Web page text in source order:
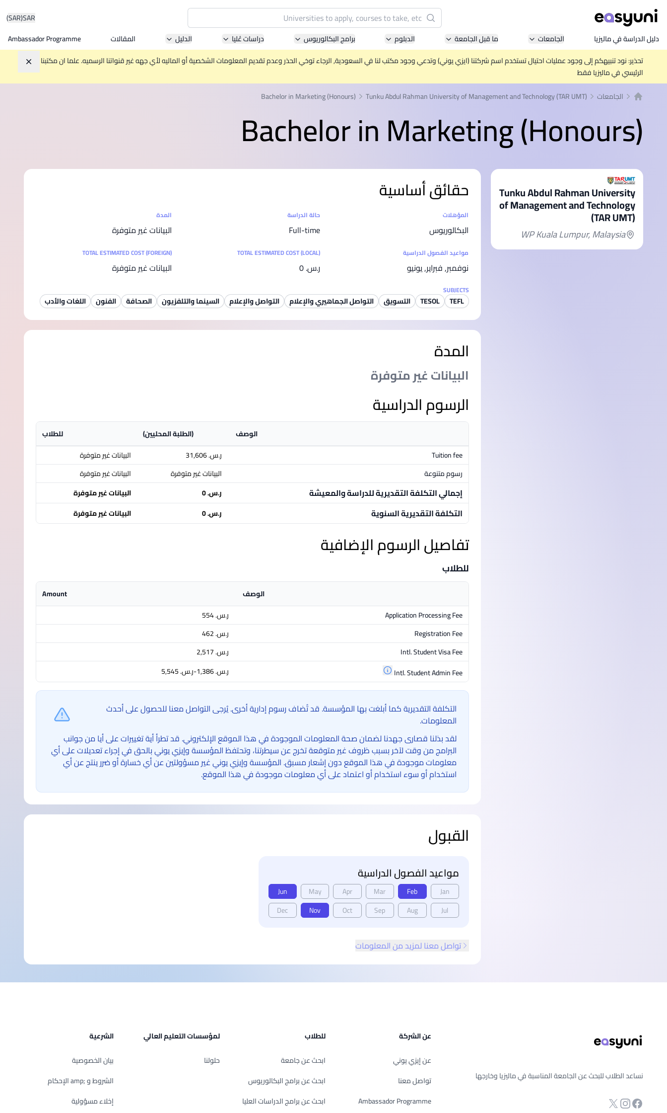
SAR
(SAR) البحث
Asia Pacific University of Technology and Innovation
(APU)
courses
International Medical University (IMU)
Malaysia's first and most established private medical and
healthcare university
Asia School of Business (ASB)
MBA by Central Bank of Malaysia in collaboration with the
Massachusetts Institute of Technology (MIT)
SEGi University Kota Damansara
دليل الدراسة في ماليزيا الجامعات ما قبل الجامعة الدبلوم برامج البكالوريوس دراسات عُليا الدليل المقالات
Ambassador Programme
تحذير: نود تنبيهكم إلى وجود عمليات احتيال تستخدم اسم شركتنا (ايزي يوني) وتدعي وجود مكتب لنا في السعودية, الرجاء توخي الحذر وعدم تقديم المعلومات الشخصية أو الماليه لأي جهه غير قنواتنا الرسميه. علما ان مكتبنا
الرئيسي في ماليزيا فقط
تجاهل
الجامعات Tunku Abdul Rahman University of Management and Technology (TAR UMT)
Bachelor in Marketing (Honours)
Bachelor in Marketing (Honours)
Tunku Abdul Rahman University
of Management and Technology
(TAR UMT)
WP Kuala Lumpur, Malaysia
حقائق أساسية
إحصائيات
المؤهلات
البكالوريوس
حالة الدراسة
Full-time
المدة
البيانات غير متوفرة
مواعيد الفصول الدراسية
نوفمبر, فبراير, يونيو
TOTAL ESTIMATED COST (LOCAL)
ر.س.‏ 0
TOTAL ESTIMATED COST (FOREIGN)
البيانات غير متوفرة
SUBJECTS
TEFL
TESOL التسويق التواصل الجماهيري والإعلام التواصل والإعلام السينما والتلفزيون الصحافة الفنون اللغات والأدب
المدة
البيانات غير متوفرة
الرسوم الدراسية
الوصف (الطلبة المحليين)
للطلاب
Tuition fee
ر.س.‏ 31,606
البيانات غير متوفرة
رسوم متنوعة
البيانات غير متوفرة البيانات غير متوفرة
إجمالي التكلفة التقديرية للدراسة والمعيشة ر.س.‏ 0 البيانات غير متوفرة
التكلفة التقديرية السنوية ر.س.‏ 0 البيانات غير متوفرة
تفاصيل الرسوم الإضافية
للطلاب
الوصف
Amount
Application Processing Fee
ر.س.‏ 554
Registration Fee
ر.س.‏ 462
Intl. Student Visa Fee
ر.س.‏ 2,517
Intl. Student Admin Fee
ر.س.‏ 1,386-ر.س.‏ 5,545
التكلفة التقديرية كما أبلغت بها المؤسسة. قد تُضاف رسوم إدارية أخرى. يُرجى التواصل معنا للحصول على أحدث
المعلومات.
لقد بذلنا قصارى جهدنا لضمان صحة المعلومات الموجودة في هذا الموقع الإلكتروني. قد تطرأ أية تغييرات على أيا من جوانب
البرامج من وقت لآخر بسبب ظروف غير متوقعة تخرج عن سيطرتنا، وتحتفظ المؤسسة وإيزي يوني بالحق في إجراء تعديلات على أي
معلومات موجودة في هذا الموقع دون إشعار مسبق. المؤسسة وإيزي يوني غير مسؤولتين عن أي خسارة أو ضرر ينتج عن أي
استخدام أو سوء استخدام أو اعتماد على أي معلومات موجودة في هذا الموقع.
القبول
مواعيد الفصول الدراسية
Jan
Feb
Mar
Apr
May
Jun
Jul
Aug
Sep
Oct
Nov
Dec
تواصل معنا لمزيد من المعلومات
نساعد الطلاب للبحث عن الجامعة المناسبة في ماليزيا وخارجها
صفحة الفيسبوك
انستجرام
Twitter
عن الشركة
عن إيزي يوني
تواصل معنا
Ambassador Programme
للطلاب
ابحث عن جامعة
ابحث عن برامج البكالوريوس
ابحث عن برامج الدراسات العليا
لمؤسسات التعليم العالي
حلولنا
الشرعية
بيان الخصوصية
الشروط و ;amp الإحكام
إخلاء مسؤولية